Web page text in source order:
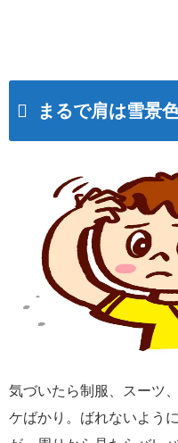
まるで肩は雪景
気づいたら制服、スーツ
ケばかり。ばれないよう